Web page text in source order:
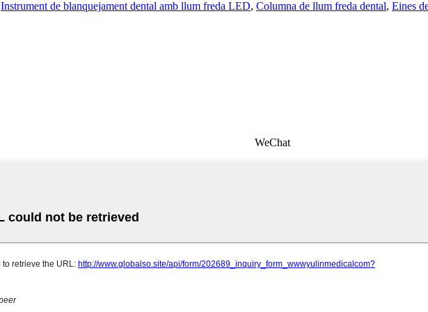
Instrument de blanquejament dental amb llum freda LED, Columna de llum freda dental, Eines
WeChat